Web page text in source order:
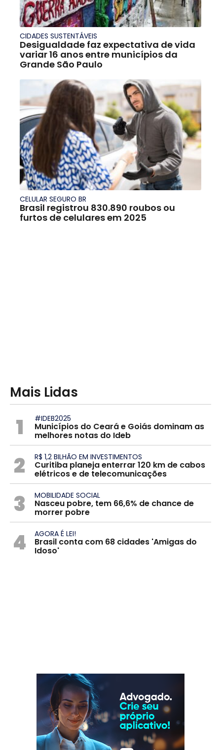
CIDADES SUSTENTÁVEIS
Desigualdade faz expectativa de vida
variar 16 anos entre municípios da
Grande São Paulo
CELULAR SEGURO BR
Brasil registrou 830.890 roubos ou
furtos de celulares em 2025
Mais Lidas
1 #IDEB2025
Municípios do Ceará e Goiás dominam as
melhores notas do Ideb
2 R$ 1,2 BILHÃO EM INVESTIMENTOS
Curitiba planeja enterrar 120 km de cabos
elétricos e de telecomunicações
3 MOBILIDADE SOCIAL
Nasceu pobre, tem 66,6% de chance de
morrer pobre
4 AGORA É LEI!
Brasil conta com 68 cidades 'Amigas do
Idoso'